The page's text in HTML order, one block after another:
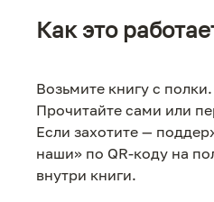
Как это
Возьмите книгу с полки.
Прочитайте сами или
Если захотите —
наши» по QR-коду на
внутри книги.